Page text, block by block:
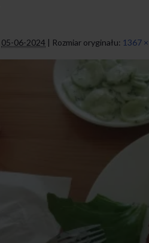
05-06-2024 | Rozmiar oryginału: 1367 ×